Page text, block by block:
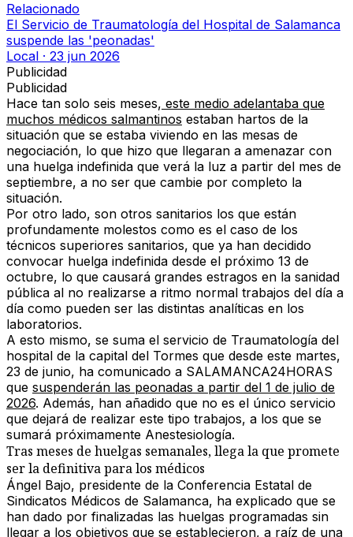
Relacionado
El Servicio de Traumatología del Hospital de Salamanca
suspende las 'peonadas'
Local · 23 jun 2026
Publicidad
Publicidad
Hace tan solo seis meses, este medio adelantaba que
muchos médicos salmantinos estaban hartos de la
situación que se estaba viviendo en las mesas de
negociación, lo que hizo que llegaran a amenazar con
una huelga indefinida que verá la luz a partir del mes de
septiembre, a no ser que cambie por completo la
situación.
Por otro lado, son otros sanitarios los que están
profundamente molestos como es el caso de los
técnicos superiores sanitarios, que ya han decidido
convocar huelga indefinida desde el próximo 13 de
octubre, lo que causará grandes estragos en la sanidad
pública al no realizarse a ritmo normal trabajos del día a
día como pueden ser las distintas analíticas en los
laboratorios.
A esto mismo, se suma el servicio de Traumatología del
hospital de la capital del Tormes que desde este martes,
23 de junio, ha comunicado a SALAMANCA24HORAS
que suspenderán las peonadas a partir del 1 de julio de
2026. Además, han añadido que no es el único servicio
que dejará de realizar este tipo trabajos, a los que se
sumará próximamente Anestesiología.
Tras meses de huelgas semanales, llega la que promete
ser la definitiva para los médicos
Ángel Bajo, presidente de la Conferencia Estatal de
Sindicatos Médicos de Salamanca, ha explicado que se
han dado por finalizadas las huelgas programadas sin
llegar a los objetivos que se establecieron, a raíz de una